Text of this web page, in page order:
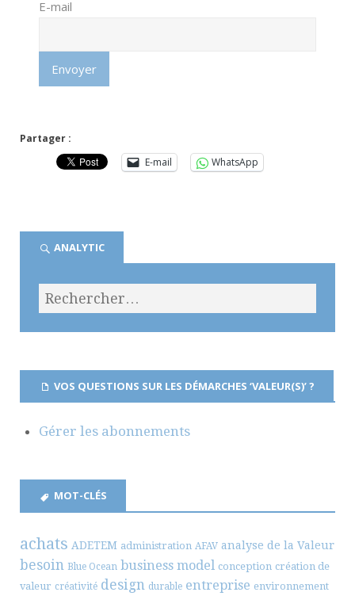
E-mail
Partager :
E-mail
WhatsApp
ANALYTIC
VOS QUESTIONS SUR LES DÉMARCHES ‘VALEUR(S)’ ?
Gérer les abonnements
MOT-CLÉS
achats ADETEM administration AFAV analyse de la Valeur
besoin Blue Ocean business model conception création de
valeur créativité design durable entreprise environnement